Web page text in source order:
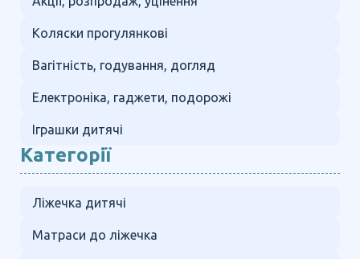
Коляски прогулянкові
Вагітність, годування, догляд
Електроніка, гаджети, подорожі
Іграшки дитячі
Категорії
Ліжечка дитячі
Матраси до ліжечка